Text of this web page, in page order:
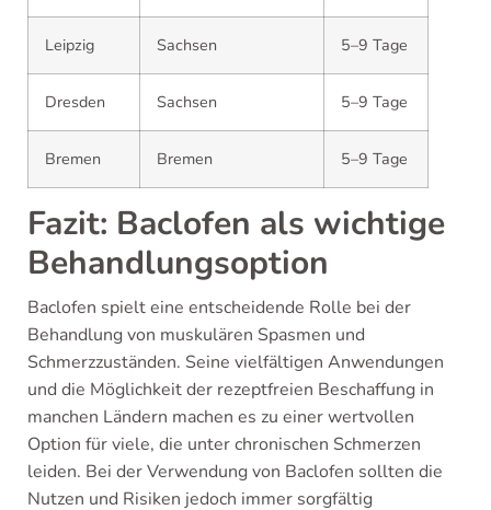
Leipzig Sachsen 5–9 Tage
Dresden Sachsen 5–9 Tage
Bremen Bremen 5–9 Tage
Fazit: Baclofen als wichtige
Behandlungsoption
Baclofen spielt eine entscheidende Rolle bei der
Behandlung von muskulären Spasmen und
Schmerzzuständen. Seine vielfältigen Anwendungen
und die Möglichkeit der rezeptfreien Beschaffung in
manchen Ländern machen es zu einer wertvollen
Option für viele, die unter chronischen Schmerzen
leiden. Bei der Verwendung von Baclofen sollten die
Nutzen und Risiken jedoch immer sorgfältig